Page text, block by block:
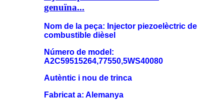
genuïna...
Nom de la peça: Injector piezoelèctric de
combustible dièsel
Número de model:
A2C59515264,77550,5WS40080
Autèntic i nou de trinca
Fabricat a: Alemanya